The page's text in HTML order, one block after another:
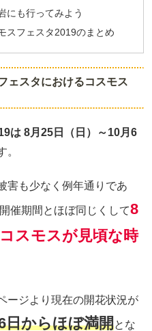
にも行ってみよう
スフェスタ2019のまとめ
ェスタにおけるコスモス
は 8月25日（日）～10月6
。
害も少なく例年通りであ
催期間とほぼ同じくして8
スモスが見頃な時
ージより現在の開花状況が
日からほぼ満開とな